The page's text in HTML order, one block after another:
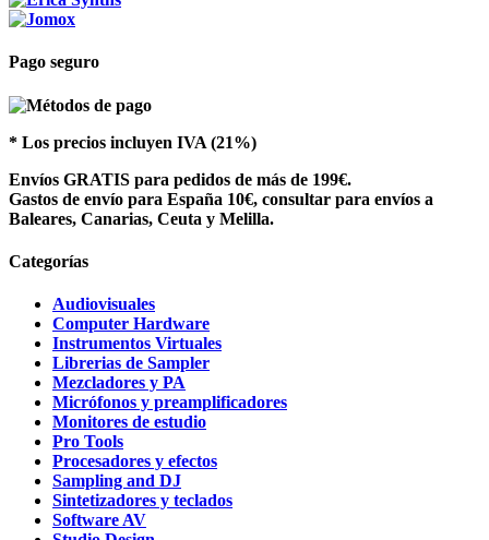
Pago seguro
* Los precios incluyen IVA (21%)
Envíos GRATIS para pedidos de más de 199€.
Gastos de envío para España 10€, consultar para envíos a
Baleares, Canarias, Ceuta y Melilla.
Categorías
Audiovisuales
Computer Hardware
Instrumentos Virtuales
Librerias de Sampler
Mezcladores y PA
Micrófonos y preamplificadores
Monitores de estudio
Pro Tools
Procesadores y efectos
Sampling and DJ
Sintetizadores y teclados
Software AV